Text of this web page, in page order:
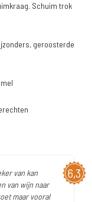
Schuim trok
geroosterde
6,3
van kan
van wijn naar
maar vooral